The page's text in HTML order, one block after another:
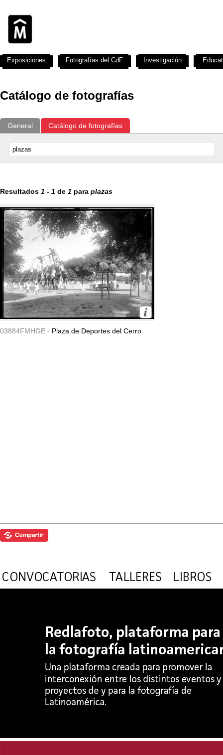
Catálogo de fotografías
General Catálogo de fotografías
Resultados 1 - 1 de 1 para plazas
03884FMHGE - Plaza de Deportes del Cerro.
Exposiciones Fotografías del CdF Investigación